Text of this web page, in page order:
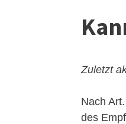
Zuletzt
Nach
des